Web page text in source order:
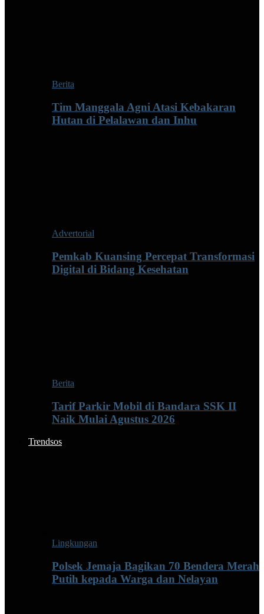
Berita
Tim Manggala Agni Atasi Kebakaran
Hutan di Pelalawan dan Inhu
Advertorial
Pemkab Kuansing Percepat Transformasi
Digital di Bidang Kesehatan
Berita
Tarif Parkir Mobil di Bandara SSK II
Naik Mulai Agustus 2026
Trendsos
Lingkungan
Polsek Jemaja Bagikan 70 Bendera Merah
Putih kepada Warga dan Nelayan